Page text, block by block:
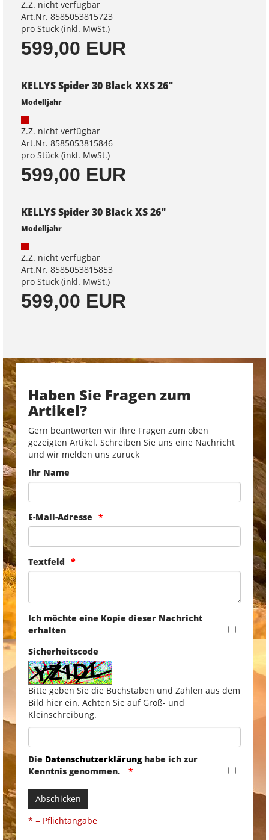
Z.Z. nicht verfügbar
Art.Nr. 8585053815723
pro Stück (inkl. MwSt.)
599,00 EUR
KELLYS Spider 30 Black XXS 26"
Modelljahr
Z.Z. nicht verfügbar
Art.Nr. 8585053815846
pro Stück (inkl. MwSt.)
599,00 EUR
KELLYS Spider 30 Black XS 26"
Modelljahr
Z.Z. nicht verfügbar
Art.Nr. 8585053815853
pro Stück (inkl. MwSt.)
599,00 EUR
Haben Sie Fragen zum
Artikel?
Gern beantworten wir Ihre Fragen zum oben
gezeigten Artikel. Schreiben Sie uns eine Nachricht
und wir melden uns zurück
Ihr Name
E-Mail-Adresse
Textfeld
Ich möchte eine Kopie dieser Nachricht
erhalten
Sicherheitscode
Bitte geben Sie die Buchstaben und Zahlen aus dem
Bild hier ein. Achten Sie auf Groß- und
Kleinschreibung.
Die Datenschutzerklärunghabe ich zur
Kenntnis genommen.
Abschicken
* = Pflichtangabe